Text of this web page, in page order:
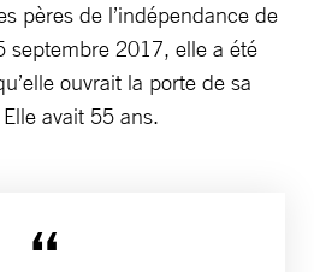
pères de l’indépendance de
septembre 2017, elle a été
ouvrait la porte de sa
avait 55 ans.